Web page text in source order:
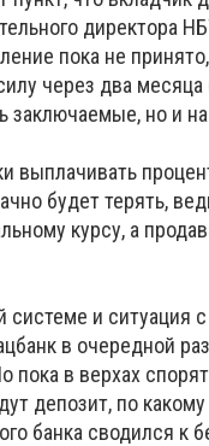
директора
пока не
через два
заключаемые, но и
выплачивать
будет терять,
курсу, а
и ситуация
в очередной
пока в верхах
депозит, по
банка сводился к